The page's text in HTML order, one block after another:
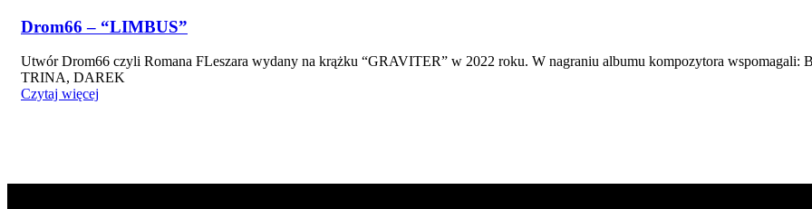
Drom66 – “LIMBUS”
Utwór Drom66 czyli Romana FLeszara wydany na krążku “GRAVITER” w 2022 roku. W nagraniu albumu kompozytora
TRINA, DAREK
Czytaj więcej